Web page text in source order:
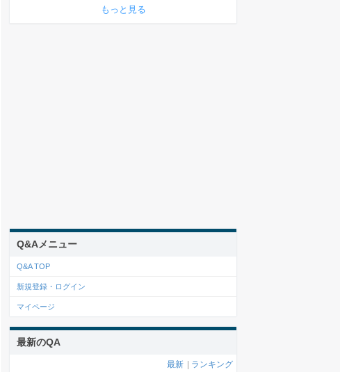
もっと見る
Q&Aメニュー
Q&A TOP
新規登録・ログイン
マイページ
最新のQA
最新 ランキング